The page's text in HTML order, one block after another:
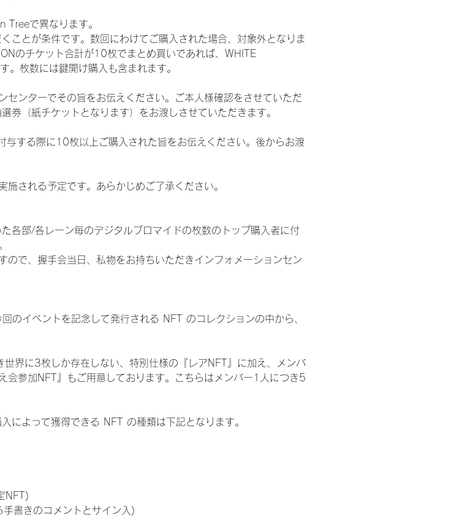
Treeで異なります。
ことが条件です。数回にわけてご購入された場合、対象外となりま
のチケット合計が10枚でまとめ買いであれば、WHITE
。枚数には鍵開け購入も含まれます。
センターでその旨をお伝えください。ご本人様確認をさせていただ
券（紙チケットとなります）をお渡しさせていただきます。
与する際に10枚以上ご購入された旨をお伝えください。後からお渡
される予定です。あらかじめご了承ください。
各部/各レーン毎のデジタルブロマイドの枚数のトップ購入者に付
ので、握手会当日、私物をお持ちいただきインフォメーションセン
のイベントを記念して発行される NFT のコレクションの中から、
界に3枚しか存在しない、特別仕様の『レアNFT』に加え、メンバ
会参加NFT』もご用意しております。こちらはメンバー1人につき5
によって獲得できる NFT の種類は下記となります。
NFT)
書きのコメントとサイン入)